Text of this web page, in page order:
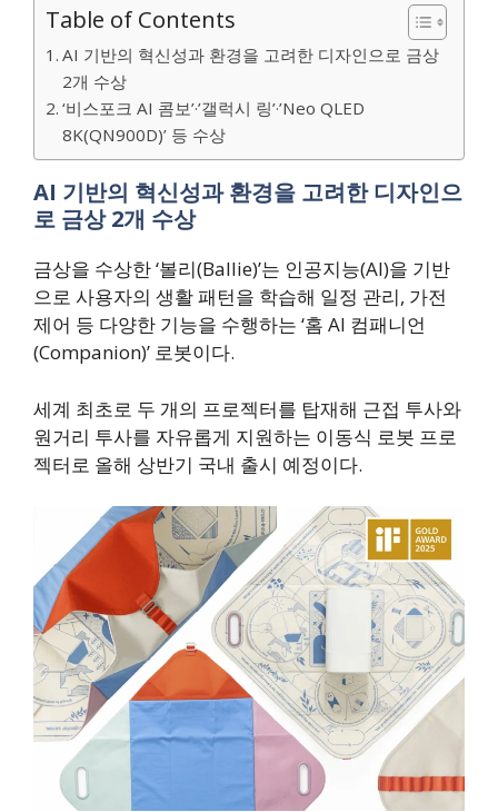
Table of Contents
AI 기반의 혁신성과 환경을 고려한 디자인으로 금상
2개 수상
‘비스포크 AI 콤보’·’갤럭시 링’·’Neo QLED
8K(QN900D)’ 등 수상
AI 기반의 혁신성과 환경을 고려한 디자인으
로 금상 2개 수상
금상을 수상한 ‘볼리(Ballie)’는 인공지능(AI)을 기반
으로 사용자의 생활 패턴을 학습해 일정 관리, 가전
제어 등 다양한 기능을 수행하는 ‘홈 AI 컴패니언
(Companion)’ 로봇이다.
세계 최초로 두 개의 프로젝터를 탑재해 근접 투사와
원거리 투사를 자유롭게 지원하는 이동식 로봇 프로
젝터로 올해 상반기 국내 출시 예정이다.